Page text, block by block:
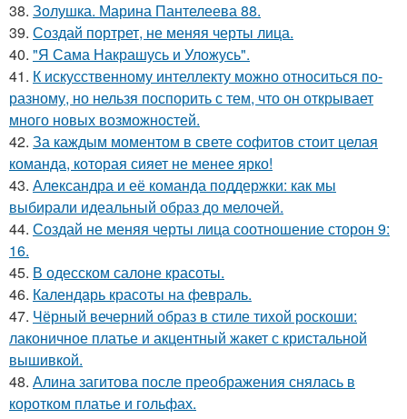
38. Золушка. Марина Пантелеева 88.
39. Создай портрет, не меняя черты лица.
40. "Я Сама Накрашусь и Уложусь".
41. К искусственному интеллекту можно относиться по-
разному, но нельзя поспорить с тем, что он открывает
много новых возможностей.
42. За каждым моментом в свете софитов стоит целая
команда, которая сияет не менее ярко!
43. Александра и её команда поддержки: как мы
выбирали идеальный образ до мелочей.
44. Создай не меняя черты лица соотношение сторон 9:
16.
45. В одесском салоне красоты.
46. Календарь красоты на февраль.
47. Чёрный вечерний образ в стиле тихой роскоши:
лаконичное платье и акцентный жакет с кристальной
вышивкой.
48. Алина загитова после преображения снялась в
коротком платье и гольфах.